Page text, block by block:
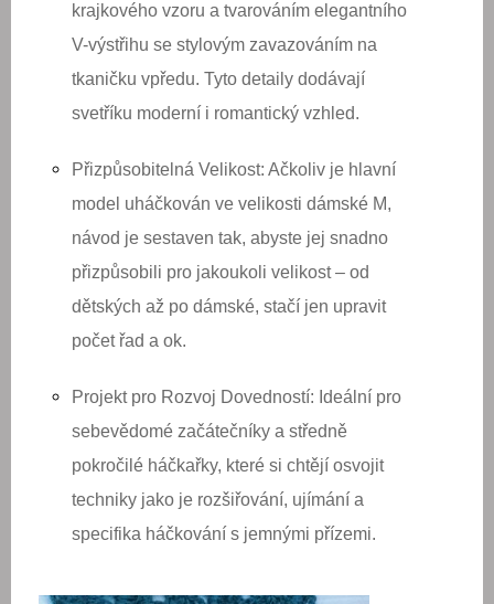
krajkového vzoru a tvarováním elegantního
V-výstřihu se stylovým zavazováním na
tkaničku vpředu. Tyto detaily dodávají
svetříku moderní i romantický vzhled.
Přizpůsobitelná Velikost: Ačkoliv je hlavní
model uháčkován ve velikosti dámské M,
návod je sestaven tak, abyste jej snadno
přizpůsobili pro jakoukoli velikost– od
dětských až po dámské, stačí jen upravit
počet řad a ok.
Projekt pro Rozvoj Dovedností: Ideální pro
sebevědomé začátečníky a středně
pokročilé háčkařky, které si chtějí osvojit
techniky jako je rozšiřování, ujímání a
specifika háčkování s jemnými přízemi.